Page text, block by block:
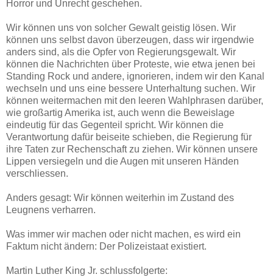
Horror und Unrecht geschehen.
Wir können uns von solcher Gewalt geistig lösen. Wir
können uns selbst davon überzeugen, dass wir irgendwie
anders sind, als die Opfer von Regierungsgewalt. Wir
können die Nachrichten über Proteste, wie etwa jenen bei
Standing Rock und andere, ignorieren, indem wir den Kanal
wechseln und uns eine bessere Unterhaltung suchen. Wir
können weitermachen mit den leeren Wahlphrasen darüber,
wie großartig Amerika ist, auch wenn die Beweislage
eindeutig für das Gegenteil spricht. Wir können die
Verantwortung dafür beiseite schieben, die Regierung für
ihre Taten zur Rechenschaft zu ziehen. Wir können unsere
Lippen versiegeln und die Augen mit unseren Händen
verschliessen.
Anders gesagt: Wir können weiterhin im Zustand des
Leugnens verharren.
Was immer wir machen oder nicht machen, es wird ein
Faktum nicht ändern: Der Polizeistaat existiert.
Martin Luther King Jr. schlussfolgerte: